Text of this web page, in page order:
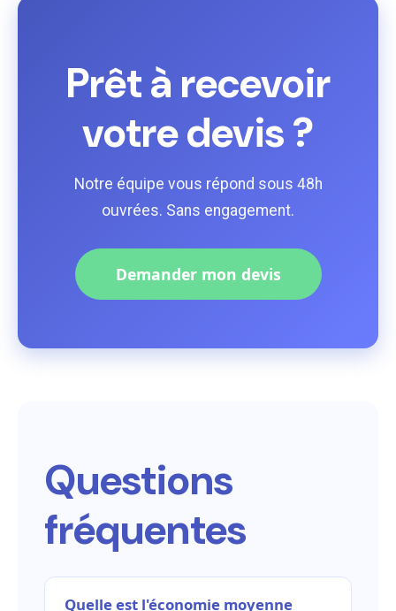
Prêt à recevoir
votre devis ?
Notre équipe vous répond sous 48h
ouvrées. Sans engagement.
Demander mon devis
Questions
fréquentes
Quelle est l'économie moyenne